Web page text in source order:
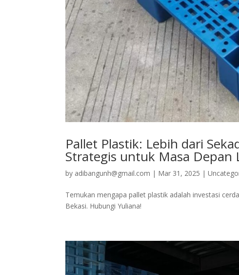
Pallet Plastik: Lebih dari
Strategis untuk Masa Depan
by adibangunh@gmail.com | Mar 31, 2025 |
Temukan mengapa pallet plastik adalah investasi
Bekasi. Hubungi Yuliana!